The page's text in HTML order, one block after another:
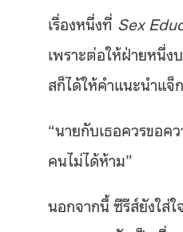
เรื่องหนึ่งที่ Sex
เพราะต่อให้ฝ่ายหนึ่ง
สก็ได้ให้คำแนะนำแ
“นายกับเธอควรขอค
คนไม่ได้ห้าม”
นอกจากนี้ ซีรีส์ยังใส่